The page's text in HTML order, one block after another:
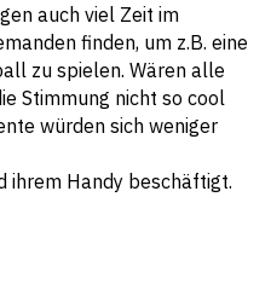
auch viel Zeit im
finden, um z.B. eine
zu spielen. Wären alle
Stimmung nicht so cool
würden sich weniger
ihrem Handy beschäftigt.